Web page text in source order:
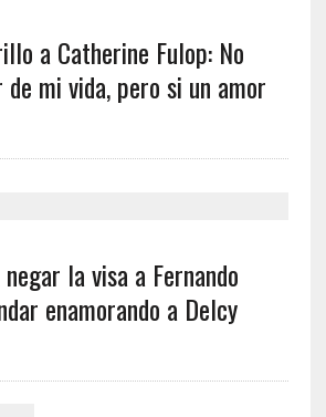
a Catherine Fulop: No
mi vida, pero si un amor
la visa a Fernando
enamorando a Delcy